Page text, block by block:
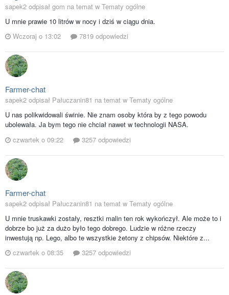
sapek2 odpisał gom na temat w Tematy ogólne
U mnie prawie 10 litrów w nocy i dziś w ciągu dnia.
Wczoraj o 13:02
7819 odpowiedzi
Farmer-chat
sapek2 odpisał Pałuczanin81 na temat w Tematy ogólne
U nas polikwidowali świnie. Nie znam osoby która by z tego powodu
ubolewała. Ja bym tego nie chciał nawet w technologii NASA.
czwartek o 09:22
3257 odpowiedzi
Farmer-chat
sapek2 odpisał Pałuczanin81 na temat w Tematy ogólne
U mnie truskawki zostały, resztki malin ten rok wykończył. Ale może to i
dobrze bo już za dużo było tego dobrego. Ludzie w różne rzeczy
inwestują np. Lego, albo te wszystkie żetony z chipsów. Niektóre z...
czwartek o 08:35
3257 odpowiedzi